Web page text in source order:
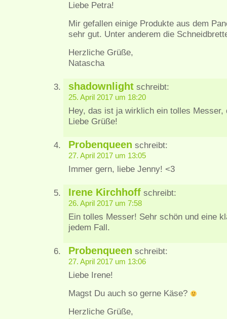
Liebe Petra!
Mir gefallen einige Produkte aus dem
sehr gut. Unter anderem die
Herzliche Grüße,
Natascha
shadownlight schreibt:
25. April 2017 um 18:20
Hey, das ist ja wirklich ein tolles Messer,
Liebe Grüße!
Probenqueen schreibt:
27. April 2017 um 13:05
Immer gern, liebe Jenny! <3
Irene Kirchhoff schreibt:
26. April 2017 um 7:58
Ein tolles Messer! Sehr schön und eine
jedem Fall.
Probenqueen schreibt:
27. April 2017 um 13:06
Liebe Irene!
Magst Du auch so gerne Käse?
Herzliche Grüße,